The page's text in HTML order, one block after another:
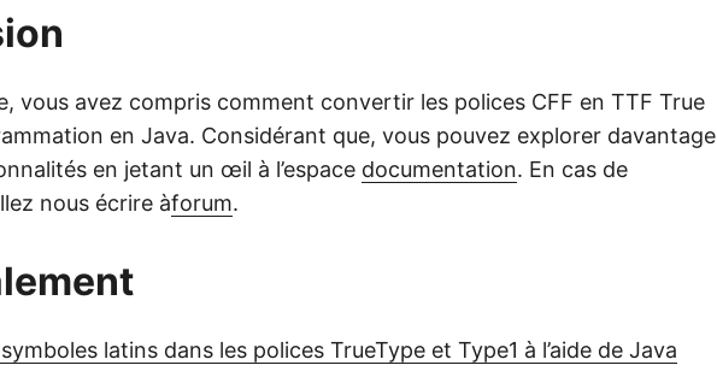
vous avez compris comment convertir les polices CFF en TTF True
en Java. Considérant que, vous pouvez explorer davantage
en jetant un œil à l’espace documentation. En cas de
nous écrire àforum.
latins dans les polices TrueType et Type1 à l’aide de Java